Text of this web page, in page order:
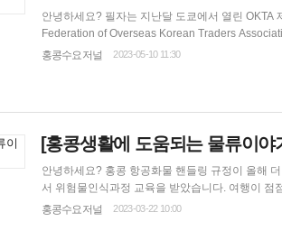
안녕하세요? 필자는 지난달 도쿄에서 열린 OKTA 제24차 세
Federation of Overseas Korean Traders
을 위하여 전세계 67개국 142개 지회에서 7,000여명의 재외동포 경제
홍콩수요저널 2023-05-10 11:30
[홍콩생활에 도움되는 물류이
안녕하세요? 홍콩 항공화물 핸들링 규정이 올해
서 위험물인식과정 교육을 받았습니다. 여행이 점점 늘어나고 있는 지금, 여행객 수하물에 대한 내용도 있어 소개합니다. IATA(국제항공운
수협회)의 DGR(Dangerous Goods Regulations)
홍콩수요저널 2023-03-22 10:00